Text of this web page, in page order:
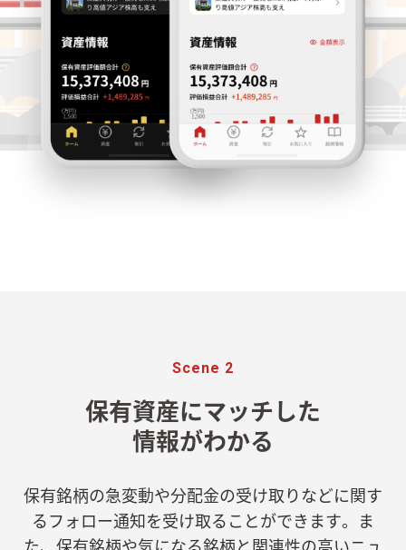
Scene 2
保有資産にマッチした
情報がわかる
保有銘柄の急変動や分配金の受け取りなどに関す
るフォロー通知を受け取ることができます。ま